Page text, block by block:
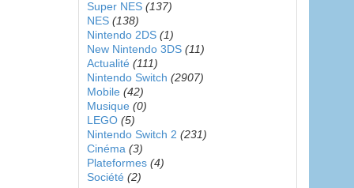
Super NES (137)
NES (138)
Nintendo 2DS (1)
New Nintendo 3DS (11)
Actualité (111)
Nintendo Switch (2907)
Mobile (42)
Musique (0)
LEGO (5)
Nintendo Switch 2 (231)
Cinéma (3)
Plateformes (4)
Société (2)